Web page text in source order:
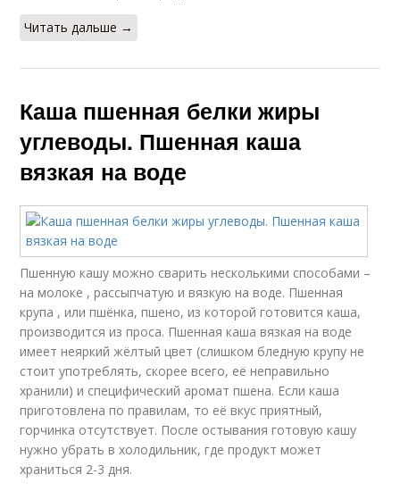
Читать дальше →
Каша пшенная белки жиры
углеводы. Пшенная каша
вязкая на воде
Пшенную кашу можно сварить несколькими способами –
на молоке , рассыпчатую и вязкую на воде. Пшенная
крупа , или пшёнка, пшено, из которой готовится каша,
производится из проса. Пшенная каша вязкая на воде
имеет неяркий жёлтый цвет (слишком бледную крупу не
стоит употреблять, скорее всего, её неправильно
хранили) и специфический аромат пшена. Если каша
приготовлена по правилам, то её вкус приятный,
горчинка отсутствует. После остывания готовую кашу
нужно убрать в холодильник, где продукт может
храниться 2-3 дня.